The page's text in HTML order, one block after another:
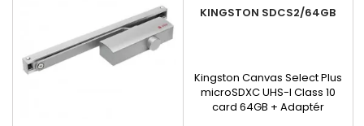
KINGSTON SDCS2/64GB
Kingston Canvas Select Plus
microSDXC UHS-I Class 10
card 64GB + Adaptér